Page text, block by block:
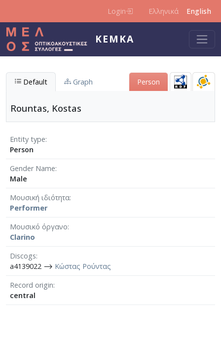
Login Ελληνικά English
KEMKA
Default Graph Person
Rountas, Kostas
Entity type
Person
Gender Name
Male
Μουσική ιδιότητα
Performer
Μουσικό όργανο
Clarino
Discogs
a4139022 ⟶ Κώστας Ρούντας
Record origin
central